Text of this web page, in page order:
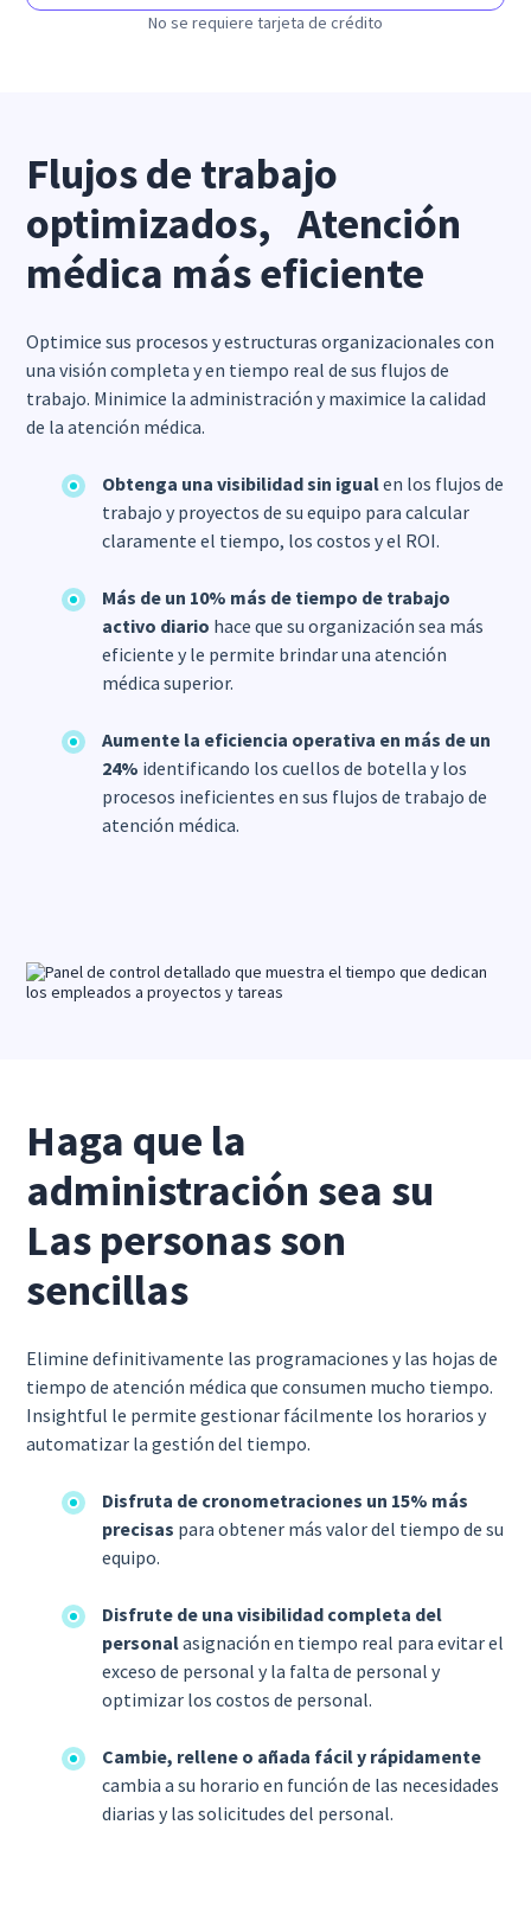
No se requiere tarjeta de crédito
Flujos de trabajo
optimizados, Atención
médica más eficiente
Optimice sus procesos y estructuras organizacionales con
una visión completa y en tiempo real de sus flujos de
trabajo. Minimice la administración y maximice la calidad
de la atención médica.
Obtenga una visibilidad sin igualen los flujos de
trabajo y proyectos de su equipo para calcular
claramente el tiempo, los costos y el ROI.
Más de un 10% más de tiempo de trabajo
activo diario hace que su organización sea más
eficiente y le permite brindar una atención
médica superior.
Aumente la eficiencia operativa en más de un
24% identificando los cuellos de botella y los
procesos ineficientes en sus flujos de trabajo de
atención médica.
Haga que la
administración sea su
Las personas son
sencillas
Elimine definitivamente las programaciones y las hojas de
tiempo de atención médica que consumen mucho tiempo.
Insightful le permite gestionar fácilmente los horarios y
automatizar la gestión del tiempo.
Disfruta de cronometraciones un 15% más
precisas para obtener más valor del tiempo de su
equipo.
Disfrute de una visibilidad completa del
personalasignación en tiempo real para evitar el
exceso de personal y la falta de personal y
optimizar los costos de personal.
Cambie, rellene o añada fácil y rápidamente
cambia a su horario en función de las necesidades
diarias y las solicitudes del personal.